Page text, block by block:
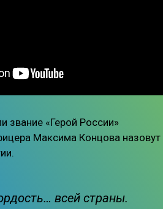
звание «Герой России»
Максима Концова назовут
всей страны.